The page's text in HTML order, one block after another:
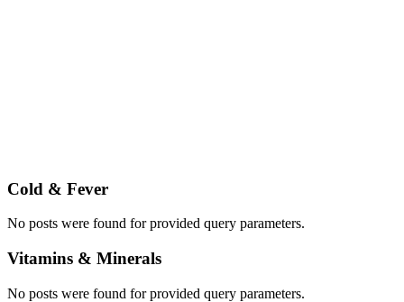
Cold & Fever
No posts were found for provided query parameters.
Vitamins & Minerals
No posts were found for provided query parameters.